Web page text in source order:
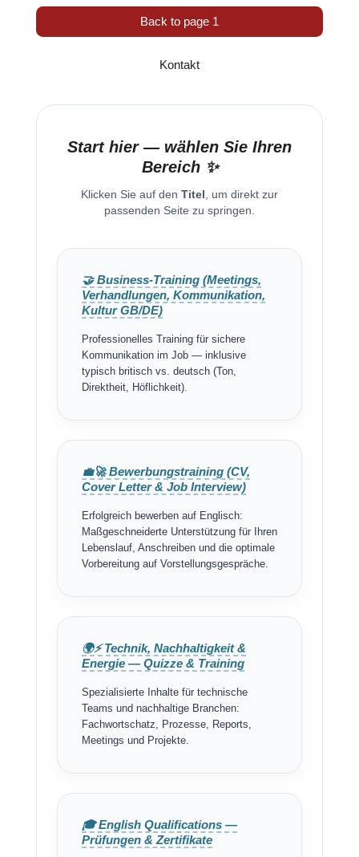
Back to page 1
Kontakt
Start hier — wählen Sie Ihren
Bereich ✨
Klicken Sie auf den Titel , um direkt zur
passenden Seite zu springen.
🤝 Business-Training (Meetings,
Verhandlungen, Kommunikation,
Kultur GB/DE)
Professionelles Training für sichere
Kommunikation im Job — inklusive
typisch britisch vs. deutsch (Ton,
Direktheit, Höflichkeit).
💼🚀 Bewerbungstraining (CV,
Cover Letter & Job Interview)
Erfolgreich bewerben auf Englisch:
Maßgeschneiderte Unterstützung für Ihren
Lebenslauf, Anschreiben und die optimale
Vorbereitung auf Vorstellungsgespräche.
🌍⚡ Technik, Nachhaltigkeit &
Energie — Quizze & Training
Spezialisierte Inhalte für technische
Teams und nachhaltige Branchen:
Fachwortschatz, Prozesse, Reports,
Meetings und Projekte.
🎓 English Qualifications —
Prüfungen & Zertifikate